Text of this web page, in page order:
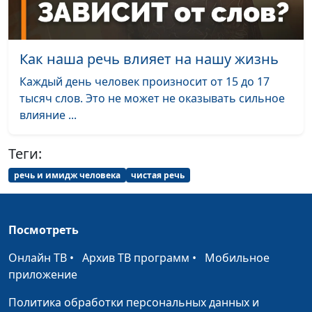
нейромедиаторы
влияют на
настроение?
Соклаков, психолог
Можно ли избавиться
от обсессивно-
компульсивного
расстройства?
Юлия Синицына, Иван
Соклаков, психолог
#273
Как привычки влияют
на человека?
Бывают ли
по расчету?
Юлия Синицына, Иван
#271
Как не потерять себя
в отношениях?
Юлия Синицына, Иван
Как отказать, чтобы
Юлия Синицына,
Как наша речь влияет на нашу жизнь
Каждый день человек произносит от 15 до 17
тысяч слов. Это не может не оказывать сильное
влияние ...
Теги:
речь и имидж человека чистая речь
Посмотреть
Онлайн ТВ • Архив ТВ программ • Мобильное
приложение
Политика обработки персональных данных и